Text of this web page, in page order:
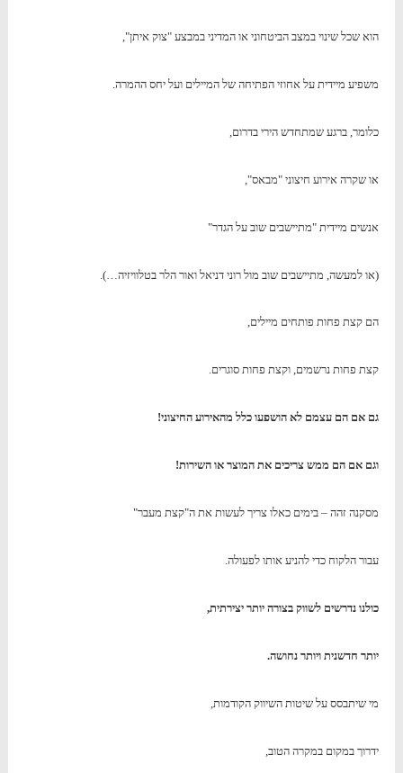
הוא שכל שינוי במצב הביטחוני או המדיני במבצע "צוק איתן",
משפיע מיידית על אחוזי הפתיחה של המיילים ועל יחס ההמרה.
כלומר, ברגע שמתחדש הירי בדרום,
או שקרה אירוע חיצוני "מבאס",
אנשים מיידית "מתיישבים שוב על הגדר"
(או למעשה, מתיישבים שוב מול רוני דניאל ואור הלר בטלוויזיה…).
הם קצת פחות פותחים מיילים,
קצת פחות נרשמים, וקצת פחות סוגרים.
גם אם הם עצמם לא הושפעו כלל מהאירוע החיצוני!
וגם אם הם ממש צריכים את המוצר או השירות!
מסקנה זהה – בימים כאלו צריך לעשות את ה"קצת מעבר"
עבור הלקוח כדי להניע אותו לפעולה.
כולנו נדרשים לשווק בצורה יותר יצירתית,
יותר חדשנית ויותר נחושה.
מי שיתבסס על שיטות השיווק הקודמות,
ידרוך במקום במקרה הטוב,